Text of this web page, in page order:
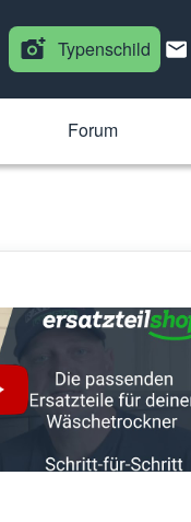
Typenschild
Forum